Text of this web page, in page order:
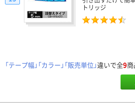
トリッジ
「テープ幅」「カラー」「販売単位」違いで全9